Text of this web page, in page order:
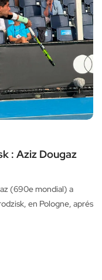
: Aziz Dougaz
(690e mondial) a
en Pologne, aprés